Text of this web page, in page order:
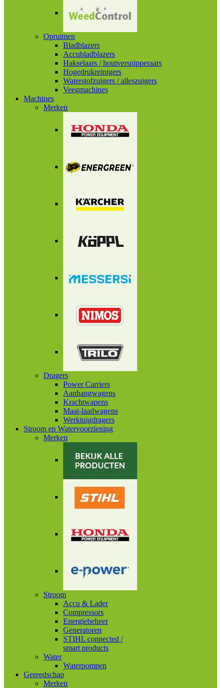
Opruimen
Bladblazers
Accubladblazers
Hakselaars / houtversnipperaars
Hogedrukreinigers
Waterstofzuigers / alleszuigers
Veegmachines
Machines
Merken
Dragers
Power Carriers
Aanhangwagens
Krachtwapens
Maai-laadwagens
Werktuigdragers
Stroom en Watervoorziening
Merken
Stroom
Accu & Lader
Compressors
Energiebeheer
Generatoren
STIHL connected /
smart products
Water
Waterpompen
Gereedschap
Merken